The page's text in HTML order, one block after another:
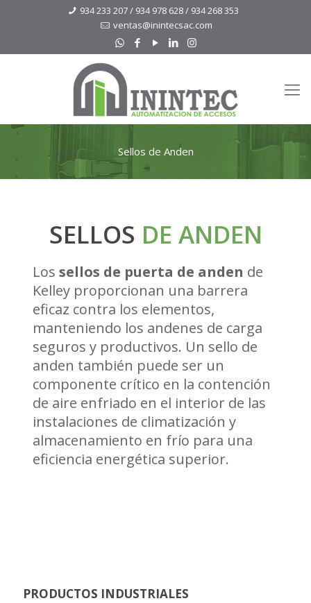
934 233 207 / 934 978 628 / 934 268 353
ventas@inintecsac.com
Sellos de Anden
SELLOS DE ANDEN
Los sellos de puerta de anden de
Kelley proporcionan una barrera
eficaz contra los elementos,
manteniendo los andenes de carga
seguros y productivos. Un sello de
anden también puede ser un
componente crítico en la contención
de aire enfriado en el interior de las
instalaciones de climatización y
almacenamiento en frío para una
eficiencia energética superior.
PRODUCTOS INDUSTRIALES